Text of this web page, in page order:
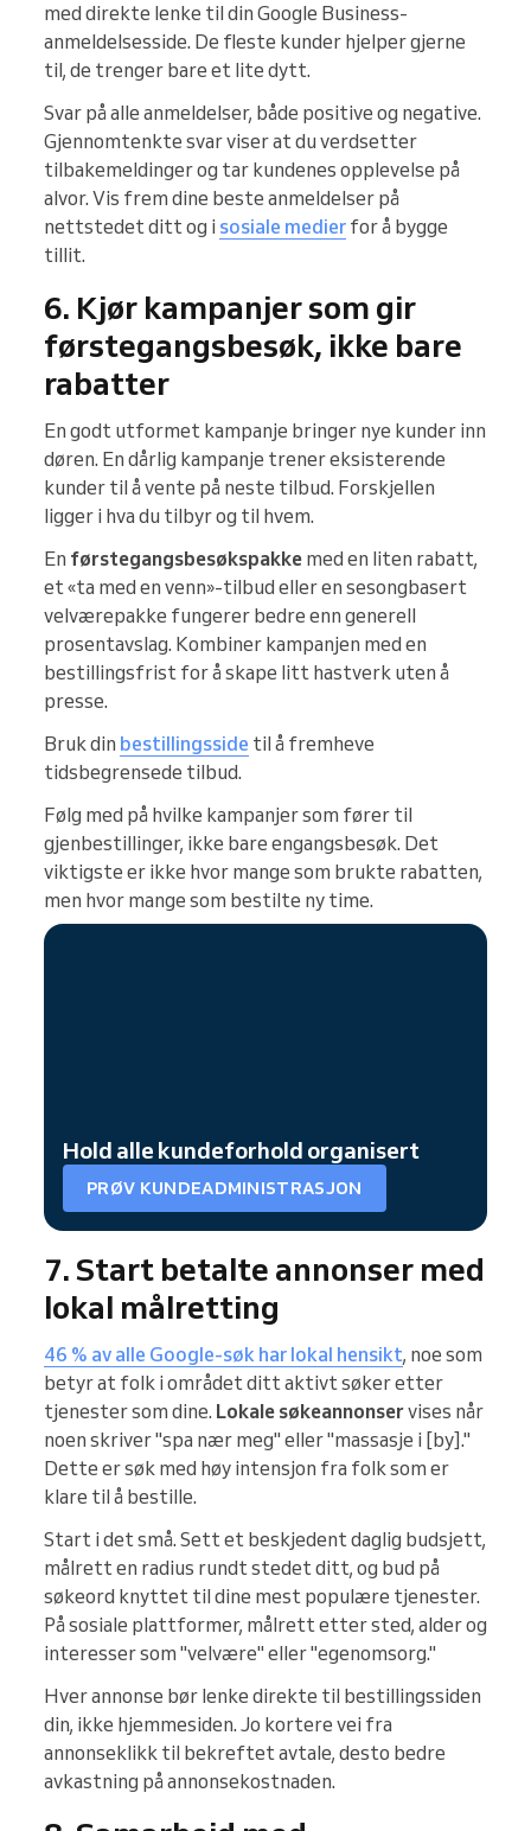
med direkte lenke til din Google Business-
anmeldelsesside. De fleste kunder hjelper gjerne
til, de trenger bare et lite dytt.
Svar på alle anmeldelser, både positive og negative.
Gjennomtenkte svar viser at du verdsetter
tilbakemeldinger og tar kundenes opplevelse på
alvor. Vis frem dine beste anmeldelser på
nettstedet ditt og i sosiale medier for å bygge
tillit.
6. Kjør kampanjer som gir
førstegangsbesøk, ikke bare
rabatter
En godt utformet kampanje bringer nye kunder inn
døren. En dårlig kampanje trener eksisterende
kunder til å vente på neste tilbud. Forskjellen
ligger i hva du tilbyr og til hvem.
En førstegangsbesøkspakke med en liten rabatt,
et «ta med en venn»-tilbud eller en sesongbasert
velværepakke fungerer bedre enn generell
prosentavslag. Kombiner kampanjen med en
bestillingsfrist for å skape litt hastverk uten å
presse.
Bruk din bestillingsside til å fremheve
tidsbegrensede tilbud.
Følg med på hvilke kampanjer som fører til
gjenbestillinger, ikke bare engangsbesøk. Det
viktigste er ikke hvor mange som brukte rabatten,
men hvor mange som bestilte ny time.
Hold alle kundeforhold organisert
PRØV KUNDEADMINISTRASJON
7. Start betalte annonser med
lokal målretting
46 % av alle Google-søk har lokal hensikt, noe som
betyr at folk i området ditt aktivt søker etter
tjenester som dine. Lokale søkeannonservises når
noen skriver "spa nær meg" eller "massasje i [by]."
Dette er søk med høy intensjon fra folk som er
klare til å bestille.
Start i det små. Sett et beskjedent daglig budsjett,
målrett en radius rundt stedet ditt, og bud på
søkeord knyttet til dine mest populære tjenester.
På sosiale plattformer, målrett etter sted, alder og
interesser som "velvære" eller "egenomsorg."
Hver annonse bør lenke direkte til bestillingssiden
din, ikke hjemmesiden. Jo kortere vei fra
annonseklikk til bekreftet avtale, desto bedre
avkastning på annonsekostnaden.